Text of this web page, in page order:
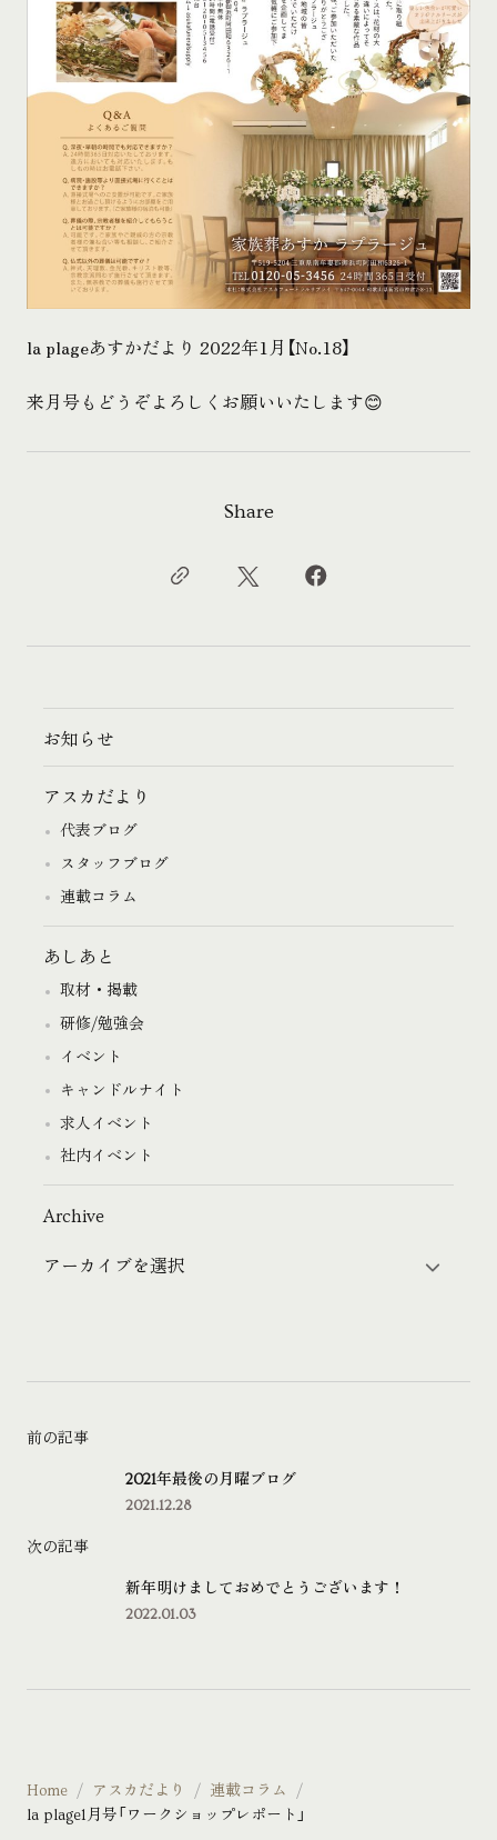
la plageあすかだより 2022年1月【No.18】
来月号もどうぞよろしくお願いいたします😊
Share
お知らせ
アスカだより
代表ブログ
スタッフブログ
連載コラム
あしあと
取材・掲載
研修/勉強会
イベント
キャンドルナイト
求人イベント
社内イベント
Archive
前の記事
2021年最後の月曜ブログ
2021.12.28
次の記事
新年明けましておめでとうございます！
2022.01.03
Home アスカだより
連載コラム
la plage1月号「ワークショップレポート」